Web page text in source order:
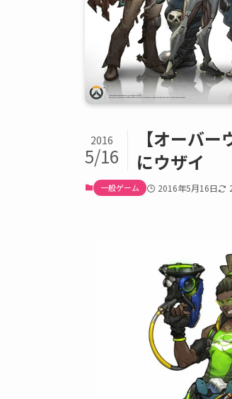
【オーバ
にウザイ
2016
5/16
一般ゲーム 2016年5月16日